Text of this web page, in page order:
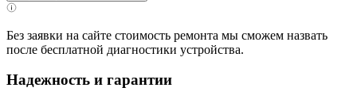
Без заявки на сайте стоимость ремонта мы сможем назвать
после бесплатной диагностики устройства.
Надежность и гарантии